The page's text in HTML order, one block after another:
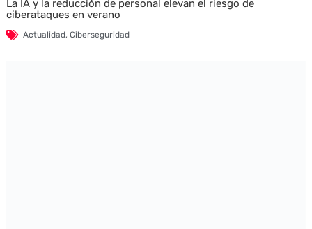
La IA y la reducción de personal elevan el riesgo de
ciberataques en verano
Actualidad, Ciberseguridad